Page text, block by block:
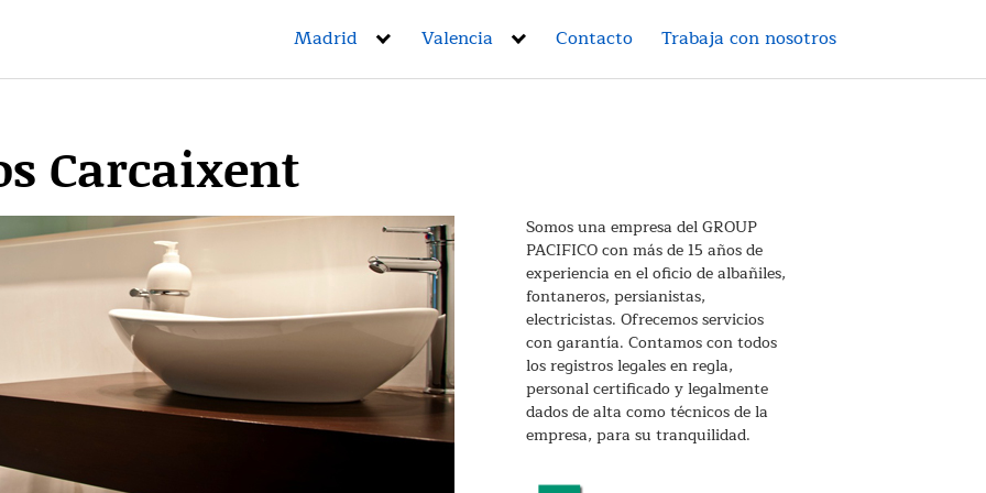
Madrid Valencia Contacto Trabaja con nosotros
Carcaixent
Somos una empresa del GROUP
PACIFICO con más de 15 años de
experiencia en el oficio de albañiles,
fontaneros, persianistas,
electricistas. Ofrecemos servicios
con garantía. Contamos con todos
los registros legales en regla,
personal certificado y legalmente
dados de alta como técnicos de la
empresa, para su tranquilidad.